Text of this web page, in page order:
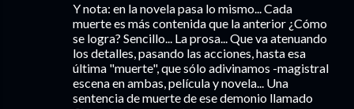
Y nota: en la novela pasa lo mismo... Cada
muerte es más contenida que la anterior ¿Cómo
se logra? Sencillo... La prosa... Que va atenuando
los detalles, pasando las acciones, hasta esa
última "muerte", que sólo adivinamos -magistral
escena en ambas, película y novela... Una
sentencia de muerte de ese demonio llamado